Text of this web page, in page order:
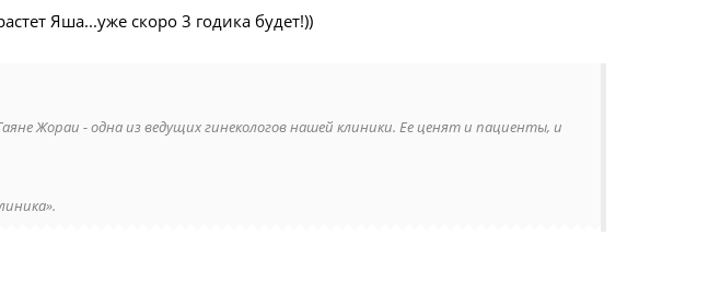
Яша...уже скоро 3 годика будет!))
Жораи - одна из ведущих гинекологов нашей клиники. Ее ценят и пациенты, и